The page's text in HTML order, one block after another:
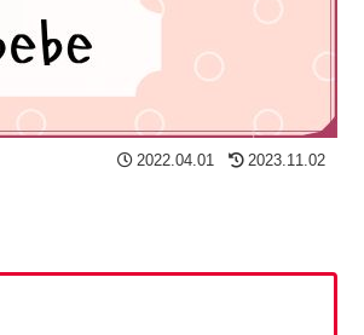
2022.04.01 2023.11.02